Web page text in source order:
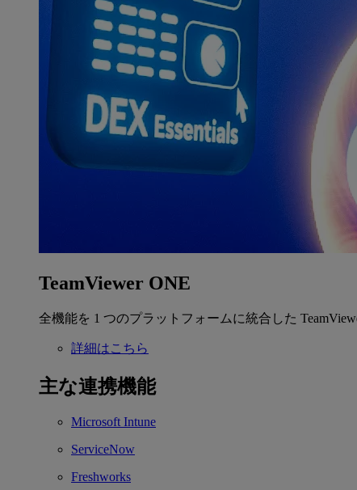
TeamViewer ONE
全機能を 1 つのプラットフォームに統合した
詳細はこちら
主な連携機能
Microsoft Intune
ServiceNow
Freshworks